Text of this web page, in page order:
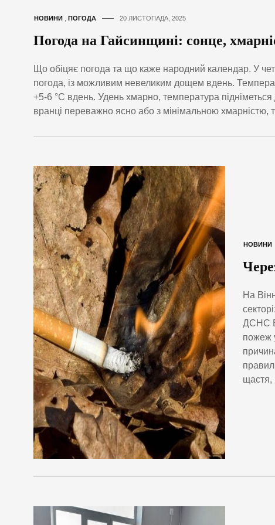
НОВИНИ ПОГОДА 20 ЛИСТОПАДА, 2025
Погода на Гайсинщині: сонце,
Що обіцяє погода та що каже народний календар. У
погода, із можливим невеликим дощем вдень.
+5-6 °C вдень. Удень хмарно, температура
вранці переважно ясно або з мінімальною хмарністю,
НОВИНИ
На
ДСНС
пожеж
щастя,